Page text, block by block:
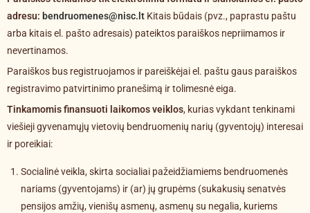
adresu: bendruomenes@nisc.lt Kitais būdais (pvz., paprastu paštu
arba kitais el. pašto adresais) pateiktos paraiškos nepriimamos ir
nevertinamos.
Paraiškos bus registruojamos ir pareiškėjai el. paštu gaus paraiškos
registravimo patvirtinimo pranešimą ir tolimesnė eiga.
Tinkamomis finansuoti laikomos veiklos, kurias vykdant tenkinami
viešieji gyvenamųjų vietovių bendruomenių narių (gyventojų) interesai
ir poreikiai:
Socialinė veikla, skirta socialiai pažeidžiamiems bendruomenės
nariams (gyventojams) ir (ar) jų grupėms (sukakusių senatvės
pensijos amžių, vienišų asmenų, asmenų su negalia, kuriems